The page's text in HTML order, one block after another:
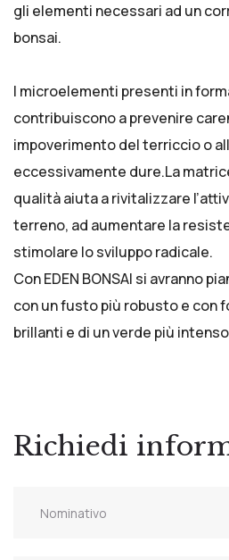
gli elementi necessari ad un
bonsai.
I microelementi presenti in
contribuiscono a prevenire
impoverimento del terriccio o
eccessivamente dure.La
qualità aiuta a rivitalizzare
terreno, ad aumentare la
stimolare lo sviluppo radicale.
Con EDEN BONSAI si avranno
con un fusto più robusto e con
brillanti e di un verde più
Richiedi